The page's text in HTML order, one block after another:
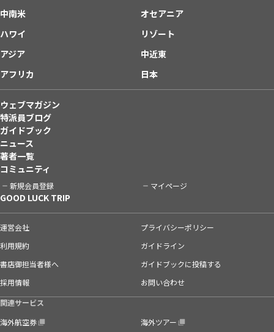
中南米
オセアニア
ハワイ
リゾート
アジア
中近東
アフリカ
日本
ウェブマガジン
特派員ブログ
ガイドブック
ニュース
著者一覧
コミュニティ
新規会員登録 マイページ
GOOD LUCK TRIP
運営会社
プライバシーポリシー
利用規約
ガイドライン
書店御担当者様へ
ガイドブックに投稿する
採用情報
お問い合わせ
関連サービス
海外航空券
海外ツアー